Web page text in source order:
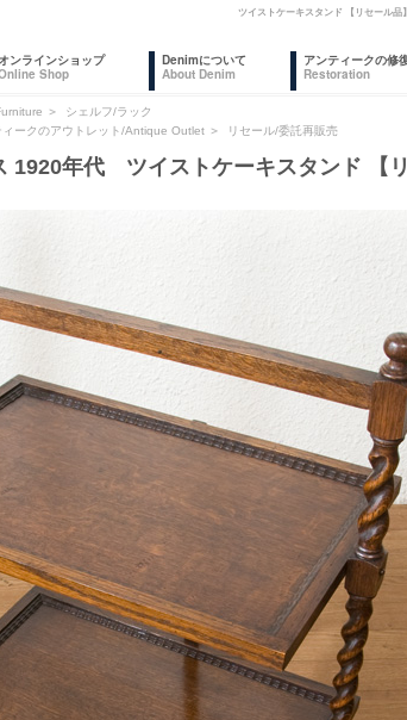
ツイストケーキスタンド 【リセール
ンラインショップ
Shop
Denimについて
About Denim
アンティークの修
Restoration
＞
シェルフ/ラック
ィークのアウトレット/Antique Outlet ＞ リセール/委託再販売
1920年代 ツイストケーキスタンド 【